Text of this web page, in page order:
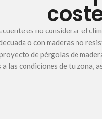
es no considerar el
o con maderas no
de pérgolas de
las condiciones de tu zona,